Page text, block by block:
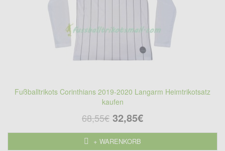
Fußballtrikots Corinthians 2019-2020 Langarm Heimtrikotsatz
kaufen
68,55€ 32,85€
+ WARENKORB